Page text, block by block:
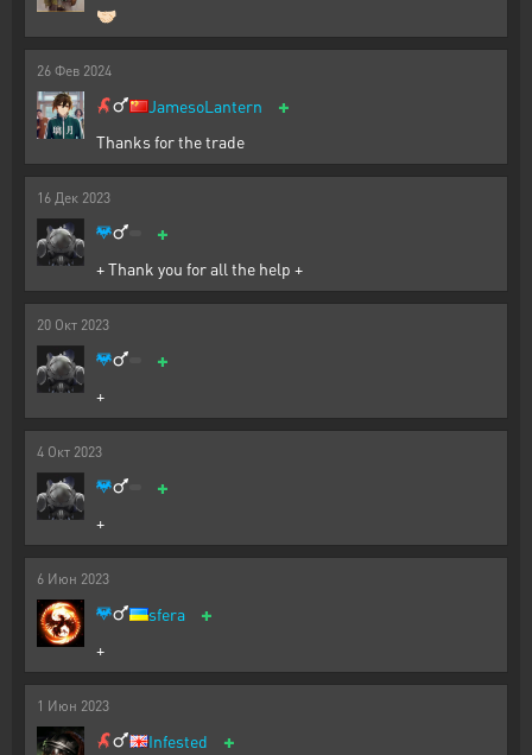
🤝🏻
26 Фев 2024
JamesoLantern +
Thanks for the trade
16 Дек 2023
+
+ Thank you for all the help +
20 Окт 2023
+
+
4 Окт 2023
+
+
6 Июн 2023
sfera +
+
1 Июн 2023
Infested +